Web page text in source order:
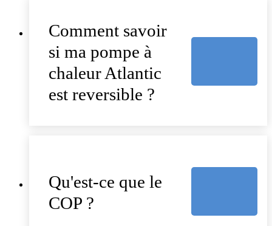
Comment savoir
si ma pompe à
chaleur Atlantic
est reversible ?
Qu'est-ce que le
COP ?